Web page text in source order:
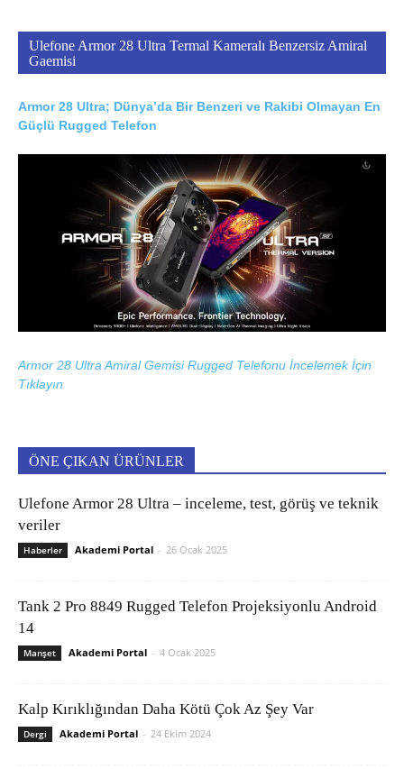
Ulefone Armor 28 Ultra Termal Kameralı Benzersiz Amiral
Gaemisi
Armor 28 Ultra; Dünya’da Bir Benzeri ve Rakibi Olmayan En
Güçlü Rugged Telefon
Armor 28 Ultra Amiral Gemisi Rugged Telefonu İncelemek İçin
Tıklayın
ÖNE ÇIKAN ÜRÜNLER
Ulefone Armor 28 Ultra – inceleme, test, görüş ve teknik
veriler
Haberler Akademi Portal - 26 Ocak 2025
Tank 2 Pro 8849 Rugged Telefon Projeksiyonlu Android
14
Manşet Akademi Portal - 4 Ocak 2025
Kalp Kırıklığından Daha Kötü Çok Az Şey Var
Dergi Akademi Portal - 24 Ekim 2024